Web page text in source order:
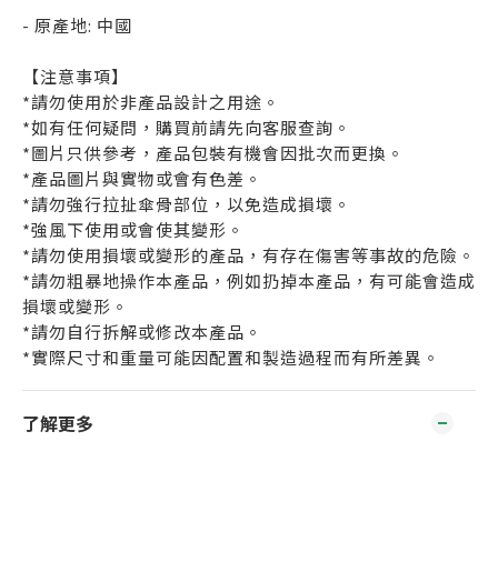
- 原產地: 中國
【注意事項】
*請勿使用於非產品設計之用途。
*如有任何疑問，購買前請先向客服查詢。
*圖片只供參考，產品包裝有機會因批次而更換。
*產品圖片與實物或會有色差。
*請勿強行拉扯傘骨部位，以免造成損壞。
*強風下使用或會使其變形。
*請勿使用損壞或變形的產品，有存在傷害等事故的危險。
*請勿粗暴地操作本產品，例如扔掉本產品，有可能會造成
損壞或變形。
*請勿自行拆解或修改本產品。
*實際尺寸和重量可能因配置和製造過程而有所差異。
了解更多